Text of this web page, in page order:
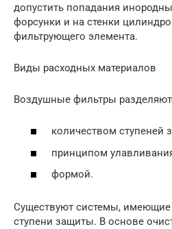
допустить попадания
форсунки и на стенки
фильтрующего элемента.
Виды расходных материалов
Воздушные фильтры
количеством ступеней
принципом
формой.
Существуют системы, имеющие
ступени защиты. В основе